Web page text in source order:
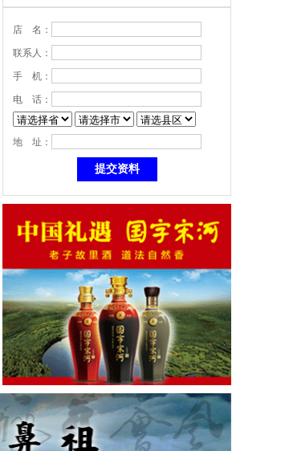
店 名：
联系人：
手 机：
电 话：
地 址：